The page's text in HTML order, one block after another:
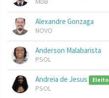
Alexandre Gonzaga
NOVO
Anderson Malabarista
PSOL
Andreia de Jesus Eleito
PSOL